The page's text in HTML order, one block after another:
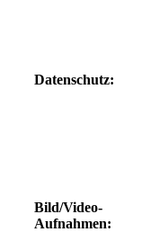
Datenschutz:
Bild/Video-
Aufnahmen: